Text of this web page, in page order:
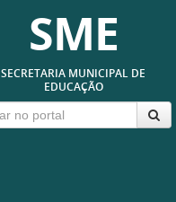
SME
SECRETARIA MUNICIPAL DE
EDUCAÇÃO